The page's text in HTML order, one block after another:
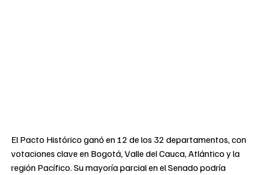
El Pacto Histórico ganó en 12 de los 32 departamentos, con
votaciones clave en Bogotá, Valle del Cauca, Atlántico y la
región Pacífico. Su mayoría parcial en el Senado podría